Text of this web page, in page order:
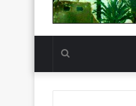
بحث
عن